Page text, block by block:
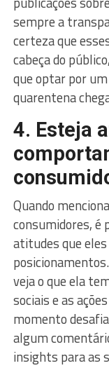
sempre a
certeza que
cabeça do
que optar por
quarentena
4. Esteja
Quando
consumidores, é
atitudes que
veja o que ela
sociais e as
momento
algum
insights para as